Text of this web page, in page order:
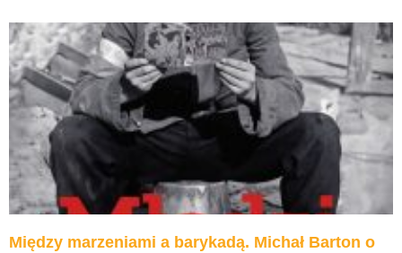
Między marzeniami a barykadą. Michał Barton o